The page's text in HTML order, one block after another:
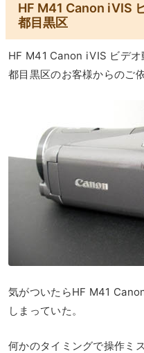
HF M41 Canon iVIS
都目黒区
HF M41 Canon iVIS ビデ
都目黒区のお客様からのご依
気がついたらHF M41
しまっていた。
何かのタイミングで操作ミ